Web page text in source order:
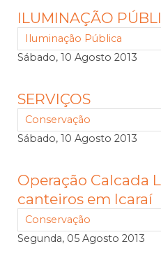
ILUMINAÇÃO
Iluminação Pública
Sábado, 10 Agosto 2013
SERVIÇOS
Conservação
Sábado, 10 Agosto 2013
Operação Calcada
canteiros em Icaraí
Conservação
Segunda, 05 Agosto 2013